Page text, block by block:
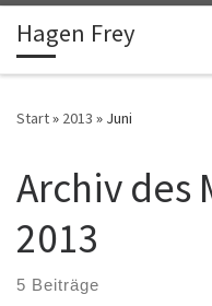
Zum Inhalt springen
Hagen Frey
Start» 2013 » Juni
Archiv des
2013
5 Beiträge